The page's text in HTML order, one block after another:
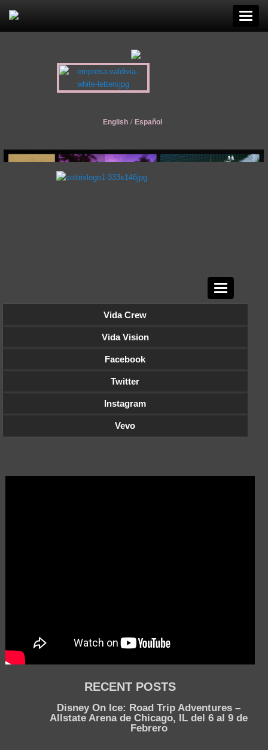
English / Español
Vida Crew
Vida Vision
Facebook
Twitter
Instagram
Vevo
RECENT POSTS
Disney On Ice: Road Trip Adventures –
Allstate Arena de Chicago, IL del 6 al 9 de
Febrero